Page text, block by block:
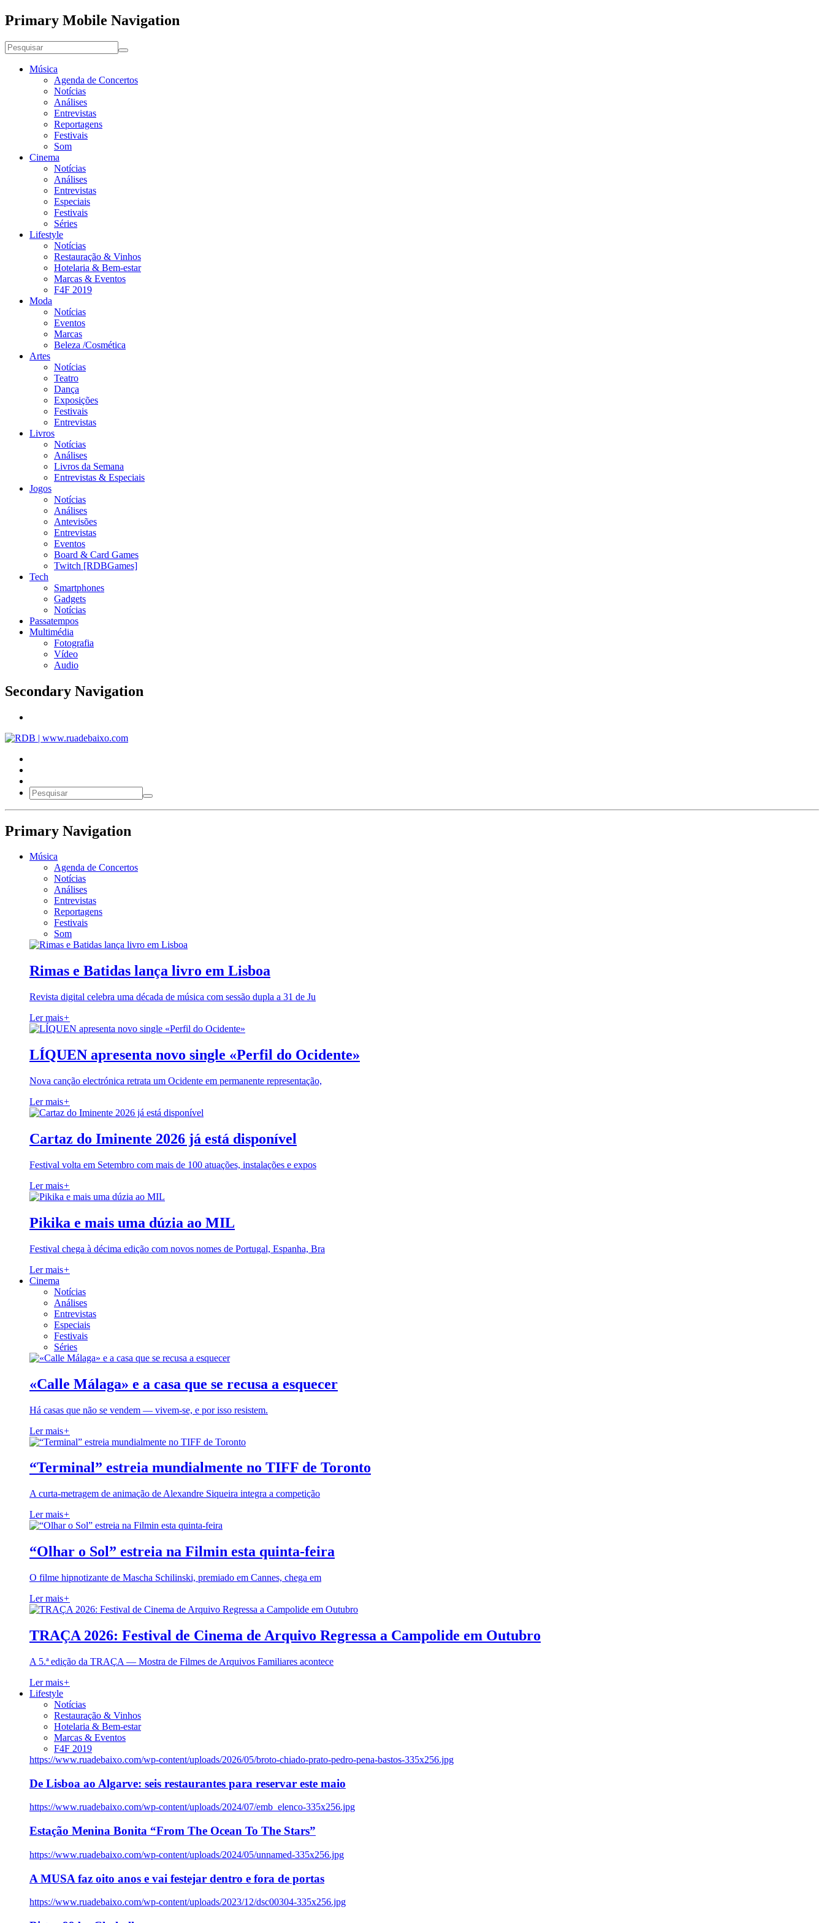
Primary Mobile Navigation
Música
Agenda de Concertos
Notícias
Análises
Entrevistas
Reportagens
Festivais
Som
Cinema
Notícias
Análises
Entrevistas
Especiais
Festivais
Séries
Lifestyle
Notícias
Restauração & Vinhos
Hotelaria & Bem-estar
Marcas & Eventos
F4F 2019
Moda
Notícias
Eventos
Marcas
Beleza /Cosmética
Artes
Notícias
Teatro
Dança
Exposições
Festivais
Entrevistas
Livros
Notícias
Análises
Livros da Semana
Entrevistas & Especiais
Jogos
Notícias
Análises
Antevisões
Entrevistas
Eventos
Board & Card Games
Twitch [RDBGames]
Tech
Smartphones
Gadgets
Notícias
Passatempos
Multimédia
Fotografia
Vídeo
Audio
Secondary Navigation
Primary Navigation
Música
Agenda de Concertos
Notícias
Análises
Entrevistas
Reportagens
Festivais
Som
Rimas e Batidas lança livro em Lisboa
Revista digital celebra uma década de música com sessão dupla a 31 de Ju
Ler mais+
LÍQUEN apresenta novo single «Perfil do Ocidente»
Nova canção electrónica retrata um Ocidente em permanente representação,
Ler mais+
Cartaz do Iminente 2026 já está disponível
Festival volta em Setembro com mais de 100 atuações, instalações e expos
Ler mais+
Pikika e mais uma dúzia ao MIL
Festival chega à décima edição com novos nomes de Portugal, Espanha, Bra
Ler mais+
Cinema
Notícias
Análises
Entrevistas
Especiais
Festivais
Séries
«Calle Málaga» e a casa que se recusa a esquecer
Há casas que não se vendem — vivem-se, e por isso resistem.
Ler mais+
“Terminal” estreia mundialmente no TIFF de Toronto
A curta-metragem de animação de Alexandre Siqueira integra a competição
Ler mais+
“Olhar o Sol” estreia na Filmin esta quinta-feira
O filme hipnotizante de Mascha Schilinski, premiado em Cannes, chega em
Ler mais+
TRAÇA 2026: Festival de Cinema de Arquivo Regressa a Campolide em Outubro
A 5.ª edição da TRAÇA — Mostra de Filmes de Arquivos Familiares acontece
Ler mais+
Lifestyle
Notícias
Restauração & Vinhos
Hotelaria & Bem-estar
Marcas & Eventos
F4F 2019
https://www.ruadebaixo.com/wp-content/uploads/2026/05/broto-chiado-prato-pedro-pena-bastos-335x256.jpg
De Lisboa ao Algarve: seis restaurantes para reservar este maio
https://www.ruadebaixo.com/wp-content/uploads/2024/07/emb_elenco-335x256.jpg
Estação Menina Bonita “From The Ocean To The Stars”
https://www.ruadebaixo.com/wp-content/uploads/2024/05/unnamed-335x256.jpg
A MUSA faz oito anos e vai festejar dentro e fora de portas
https://www.ruadebaixo.com/wp-content/uploads/2023/12/dsc00304-335x256.jpg